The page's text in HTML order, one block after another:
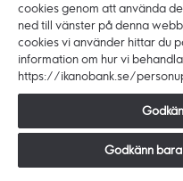
Copyright © 2026
Ikano Bank AB (publ) -
Styrelsens säte:
Boulevard 27,
cookies genom att använda
ned till vänster på denna
cookies vi använder hittar du
information om hur vi
https://ikanobank.se/
Godkänn